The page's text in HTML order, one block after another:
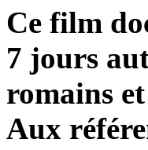
Ce film
7 jours
romains
Aux